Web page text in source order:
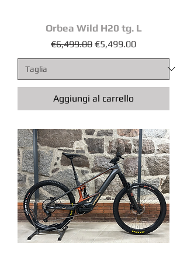
Orbea Wild H20 tg. L
Prezzo regolare
€6,499.00 Prezzo scontato
€5,499.00
Aggiungi al carrello